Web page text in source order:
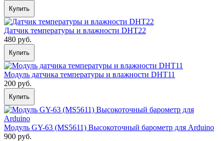
Купить
Датчик температуры и влажности DHT22
480 руб.
Купить
Модуль датчика температуры и влажности DHT11
200 руб.
Купить
Модуль GY-63 (MS5611) Высокоточный барометр для Arduino
900 руб.